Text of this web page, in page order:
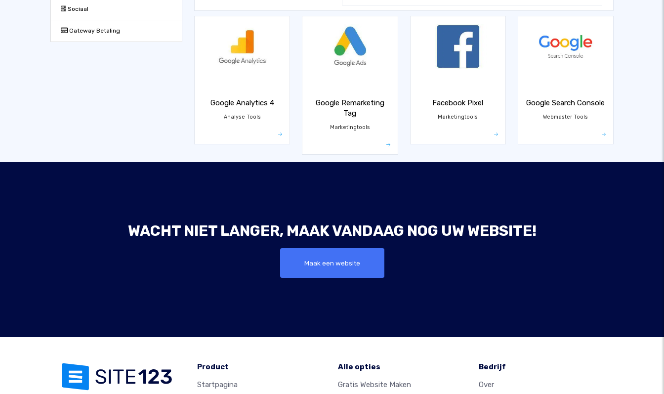
Sociaal
Gateway Betaling
Google Analytics 4
Analyse Tools
Google Remarketing
Tag
Marketingtools
Facebook Pixel
Marketingtools
Google Search Console
Webmaster Tools
WACHT NIET LANGER, MAAK VANDAAG NOG UW WEBSITE!
Maak een website
Product
Startpagina
Alle opties
Gratis Website Maken
Bedrijf
Over